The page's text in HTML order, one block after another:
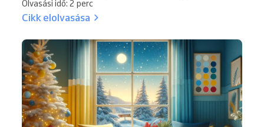
Olvasási idő: 2 perc
Cikk elolvasása